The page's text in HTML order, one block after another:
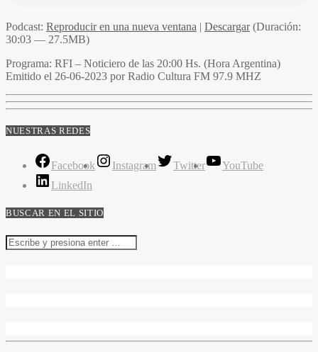
Podcast: Reproducir en una nueva ventana | Descargar(Duración:
30:03 — 27.5MB)
Programa: RFI – Noticiero de las 20:00 Hs. (Hora Argentina)
Emitido el 26-06-2023 por Radio Cultura FM 97.9 MHZ
NUESTRAS REDES
Facebook Instagram Twitter
YouTube
LinkedIn
BUSCAR EN EL SITIO